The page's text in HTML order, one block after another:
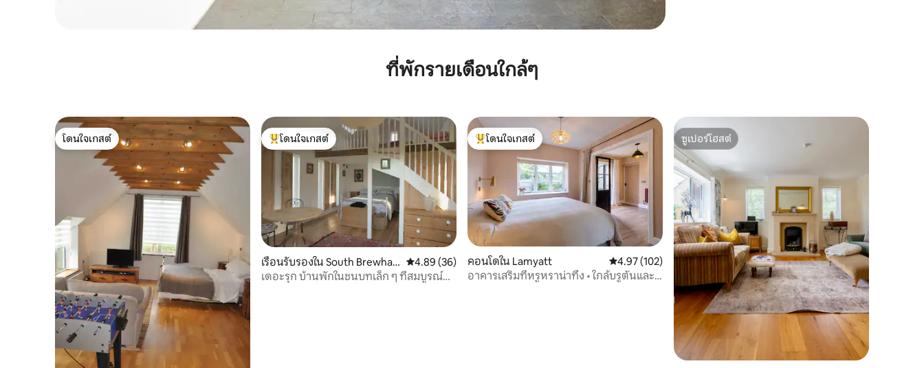
ที่พักรายเดือนใกล้ๆ
โดนใจเกสต์
โดนใจเกสต์
โดนใจเกสต์ที่สุด
โดนใจเกสต์
เรือนรับรองใน South Brewha
m
คะแนนเฉลี่ย 4.89 จาก 5, 36 รีวิว
4.89 (36)
เดอะรุก บ้านพักในชนบทเล็ก ๆ ที่สมบูรณ์
โดนใจเกสต์ที่สุด
โดนใจเกสต์
คอนโดใน Lamyatt คะแนนเฉลี่ย 4.97 จาก 5, 102 รีวิว
4.97 (102)
อาคารเสริมที่หรูหราน่าทึ่ง • ใกล้บรูตันและ
ซูเปอร์โฮสต์
ซูเปอร์โฮสต์